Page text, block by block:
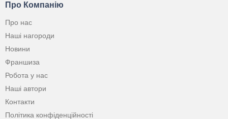
Про Компанію
Про нас
Наші нагороди
Новини
Франшиза
Робота у нас
Наші автори
Контакти
Політика конфіденційності